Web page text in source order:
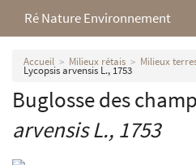
Ré Nature Environnement
L’association
Milieux rétais
Nos parutions
Accueil Milieux rétais Milieux
Lycopsis arvensis L., 1753
Buglosse des
arvensisL., 1753